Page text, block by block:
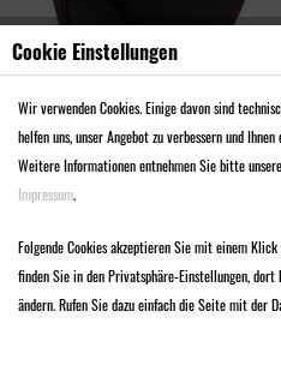
MODELL SMA1981
68,00 €
Cookie Einstellungen
Wir verwenden Cookies. Einige davon sind
helfen uns, unser Angebot zu verbessern und
Weitere Informationen entnehmen Sie bitte
Impressum.
Folgende Cookies akzeptieren Sie mit einem
finden Sie in den Privatsphäre-Einstellungen,
ändern. Rufen Sie dazu einfach die Seite mit der